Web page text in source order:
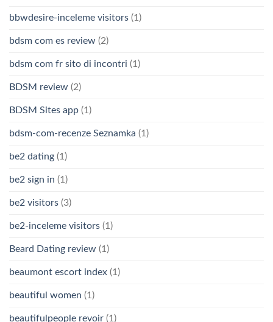
bbwdesire-inceleme visitors (1)
bdsm com es review (2)
bdsm com fr sito di incontri (1)
BDSM review (2)
BDSM Sites app (1)
bdsm-com-recenze Seznamka (1)
be2 dating (1)
be2 sign in (1)
be2 visitors (3)
be2-inceleme visitors (1)
Beard Dating review (1)
beaumont escort index (1)
beautiful women (1)
beautifulpeople revoir (1)